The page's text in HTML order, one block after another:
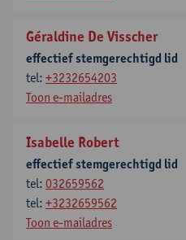
Géraldine De Visscher
effectief stemgerechtigd lid
tel: +3232654203
Toon e-mailadres
Isabelle Robert
effectief stemgerechtigd lid
tel: 032659562
tel: +3232659562
Toon e-mailadres